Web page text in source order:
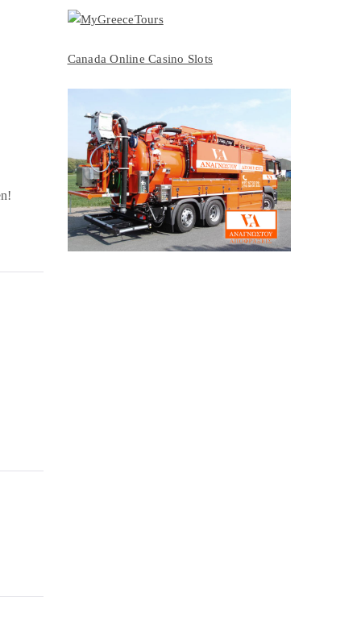
Canada Online Casino Slots